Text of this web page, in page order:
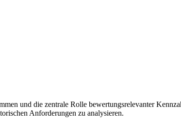
und die zentrale Rolle bewertungsrelevanter
Anforderungen zu analysieren.